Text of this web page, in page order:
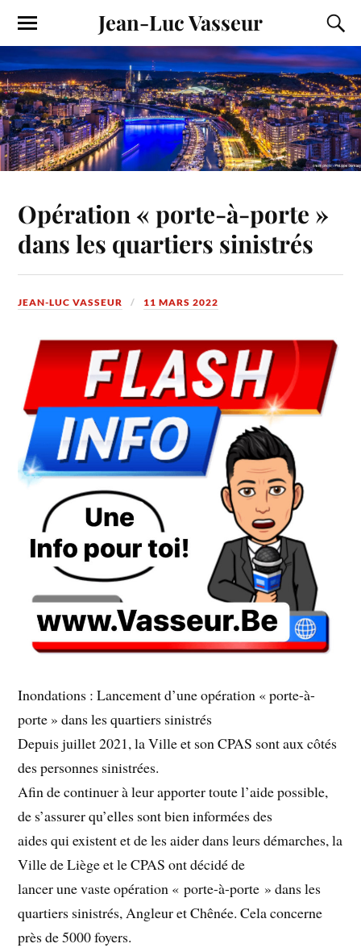
Jean-Luc Vasseur
Opération « porte-à-porte »
dans les quartiers sinistrés
JEAN-LUC VASSEUR 11 MARS 2022
Inondations : Lancement d’une opération « porte-à-
porte » dans les quartiers sinistrés
Depuis juillet 2021, la Ville et son CPAS sont aux côtés
des personnes sinistrées.
Afin de continuer à leur apporter toute l’aide possible,
de s’assurer qu’elles sont bien informées des
aides qui existent et de les aider dans leurs démarches, la
Ville de Liège et le CPAS ont décidé de
lancer une vaste opération « porte-à-porte » dans les
quartiers sinistrés, Angleur et Chênée. Cela concerne
près de 5000 foyers.